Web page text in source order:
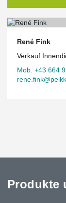
René Fink
Verkauf
Mob. +43 664
Produkte